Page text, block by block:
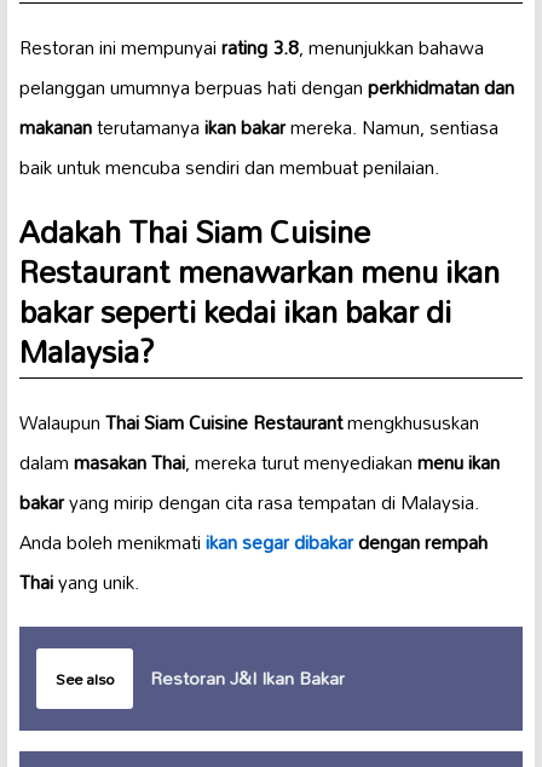
Restoran ini mempunyairating 3.8, menunjukkan bahawa
pelanggan umumnya berpuas hati denganperkhidmatan dan
makananterutamanyaikan bakarmereka. Namun, sentiasa
baik untuk mencuba sendiri dan membuat penilaian.
Adakah Thai Siam Cuisine
Restaurant menawarkan menu ikan
bakar seperti kedai ikan bakar di
Malaysia?
WalaupunThai Siam Cuisine Restaurantmengkhususkan
dalammasakan Thai, mereka turut menyediakanmenu ikan
bakaryang mirip dengan cita rasa tempatan di Malaysia.
Anda boleh menikmatiikan segar dibakardengan rempah
Thaiyang unik.
See also Restoran J&I Ikan Bakar